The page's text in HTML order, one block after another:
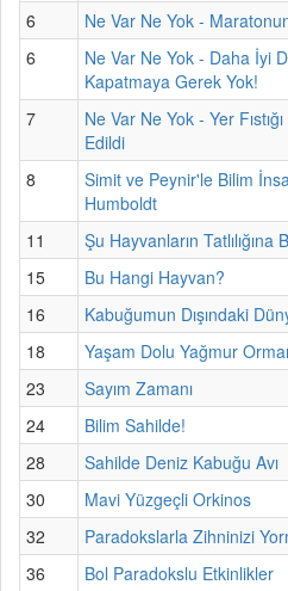
6
Ne Var Ne Yok -
6
Ne Var Ne Yok - Daha İyi
Kapatmaya Gerek Yok!
7
Ne Var Ne Yok - Yer
Edildi
8
Simit ve Peynir'le Bilim
Humboldt
11
Şu Hayvanların Tatlılığına
15
Bu Hangi Hayvan?
16
Kabuğumun Dışındaki
18
Yaşam Dolu Yağmur
23
Sayım Zamanı
24
Bilim Sahilde!
28
Sahilde Deniz Kabuğu Avı
30
Mavi Yüzgeçli Orkinos
32
Paradokslarla Zihninizi
36
Bol Paradokslu Etkinlikler